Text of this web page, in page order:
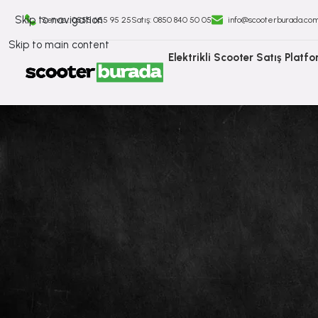
Skip to navigation
Skip to main content
Servis : 0555 655 95 25Satış: ⁠0850 840 50 05
Elektrikli Scooter Satış